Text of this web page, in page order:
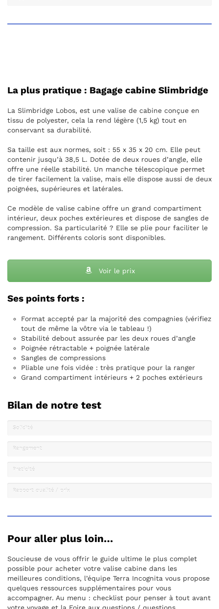
La plus pratique : Bagage cabine Slimbridge
La Slimbridge Lobos, est une valise de cabine conçue en
tissu de polyester, cela la rend légère (1,5 kg) tout en
conservant sa durabilité.
Sa taille est aux normes, soit : 55 x 35 x 20 cm. Elle peut
contenir jusqu’à 38,5 L. Dotée de deux roues d’angle, elle
offre une réelle stabilité. Un manche télescopique permet
de tirer facilement la valise, mais elle dispose aussi de deux
poignées, supérieures et latérales.
Ce modèle de valise cabine offre un grand compartiment
intérieur, deux poches extérieures et dispose de sangles de
compression. Sa particularité ? Elle se plie pour faciliter le
rangement. Différents coloris sont disponibles.
Voir le prix
Ses points forts :
Format accepté par la majorité des compagnies (vérifiez
tout de même la vôtre via le tableau !)
Stabilité debout assurée par les deux roues d’angle
Poignée rétractable + poignée latérale
Sangles de compressions
Pliable une fois vidée : très pratique pour la ranger
Grand compartiment intérieurs + 2 poches extérieurs
Bilan de notre test
Solidité
Rangement
Praticité
Rapport qualité / prix
Pour aller plus loin…
Soucieuse de vous offrir le guide ultime le plus complet
possible pour acheter votre valise cabine dans les
meilleures conditions, l’équipe Terra Incognita vous propose
quelques ressources supplémentaires pour vous
accompagner. Au menu : checklist pour penser à tout avant